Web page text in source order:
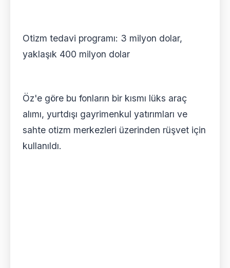
Otizm tedavi programı: 3 milyon dolar,
yaklaşık 400 milyon dolar
Öz'e göre bu fonların bir kısmı lüks araç
alımı, yurtdışı gayrimenkul yatırımları ve
sahte otizm merkezleri üzerinden rüşvet için
kullanıldı.